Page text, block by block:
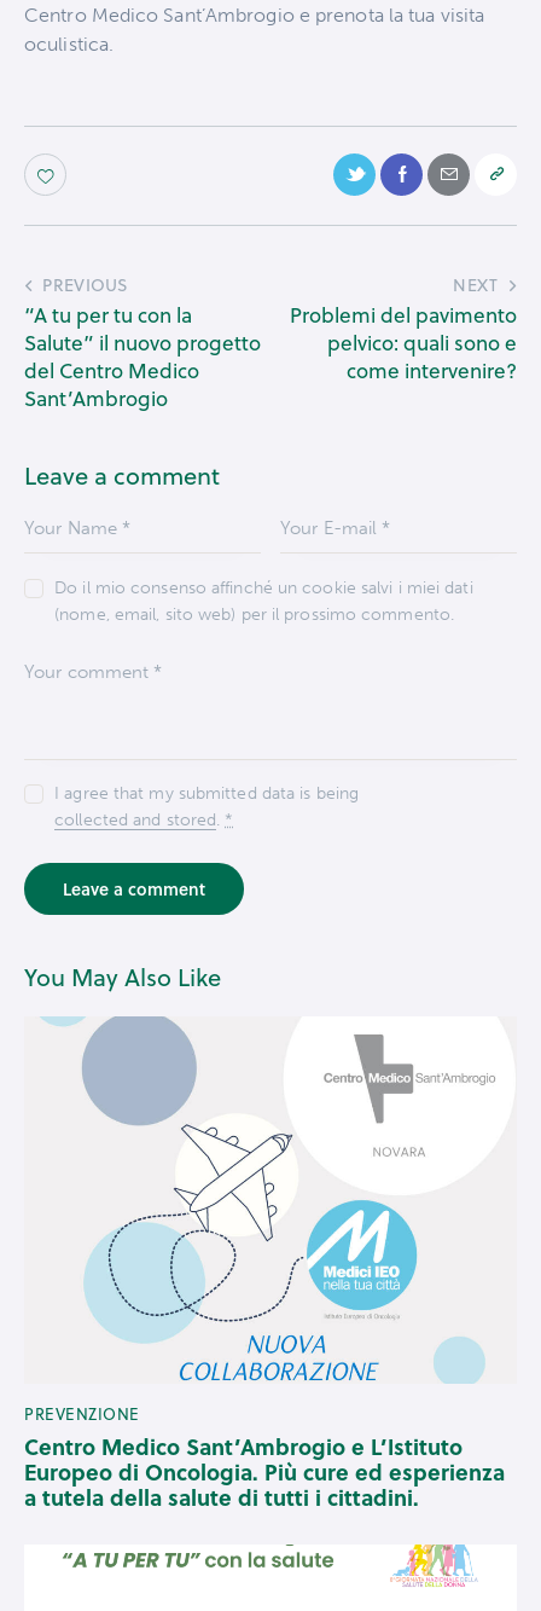
Centro Medico Sant’Ambrogio e prenota la tua visita
oculistica.
PREVIOUS
“A tu per tu con la
Salute” il nuovo progetto
del Centro Medico
Sant’Ambrogio
NEXT
Problemi del pavimento
pelvico: quali sono e
come intervenire?
Leave a comment
Do il mio consenso affinché un cookie salvi i miei dati
(nome, email, sito web) per il prossimo commento.
I agree that my submitted data is being
collected and stored. *
You May Also Like
PREVENZIONE
Centro Medico Sant’Ambrogio e L’Istituto
Europeo di Oncologia. Più cure ed esperienza
a tutela della salute di tutti i cittadini.